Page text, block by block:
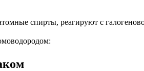
спирты, реагируют с